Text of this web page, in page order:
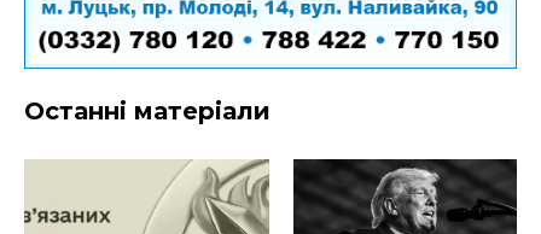
Останні матеріали